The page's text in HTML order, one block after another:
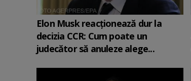
Elon Musk reacționează dur la
decizia CCR: Cum poate un
judecător să anuleze alege...